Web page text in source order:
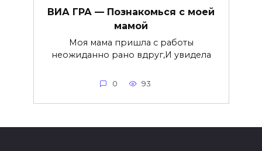
ВИА ГРА — Познакомься с моей
мамой
Моя мама пришла с работы
неожиданно рано вдруг,И увидела
0 93